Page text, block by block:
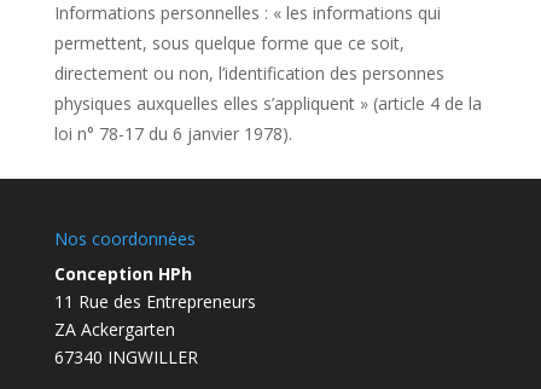
Informations personnelles : « les informations qui
permettent, sous quelque forme que ce soit,
directement ou non, l’identification des personnes
physiques auxquelles elles s’appliquent » (article 4 de la
loi n° 78-17 du 6 janvier 1978).
Nos coordonnées
Conception HPh
11 Rue des Entrepreneurs
ZA Ackergarten
67340 INGWILLER